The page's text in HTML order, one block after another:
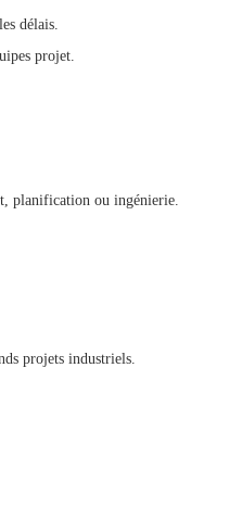
délais.
projet.
planification ou ingénierie.
projets industriels.